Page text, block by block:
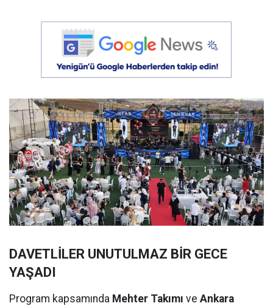
DAVETLİLER UNUTULMAZ BİR GECE
YAŞADI
Program kapsamında Mehter Takımı ve Ankara